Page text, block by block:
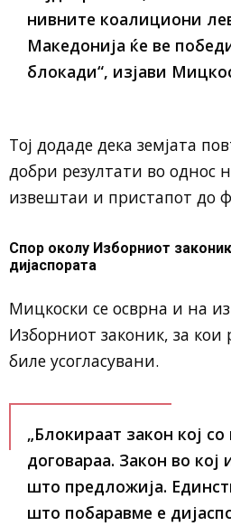
нивните коалициони
Македонија ќе ве
блокади“, изјави
Тој додаде дека земјата
добри резултати во однос
извештаи и пристапот до
Спор околу Изборниот
дијаспората
Мицкоски се осврна и на
Изборниот законик, за кои
биле усогласувани.
„Блокираат закон кој
договараа. Закон во
што предложија.
што побаравме е